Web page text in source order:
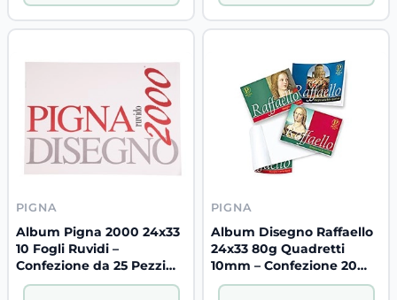
PIGNA
Album Pigna 2000 24x33
10 Fogli Ruvidi –
Confezione da 25 Pezzi
B2B IT
PIGNA
Album Disegno Raffaello
24x33 80g Quadretti
10mm – Confezione 20
Pezzi